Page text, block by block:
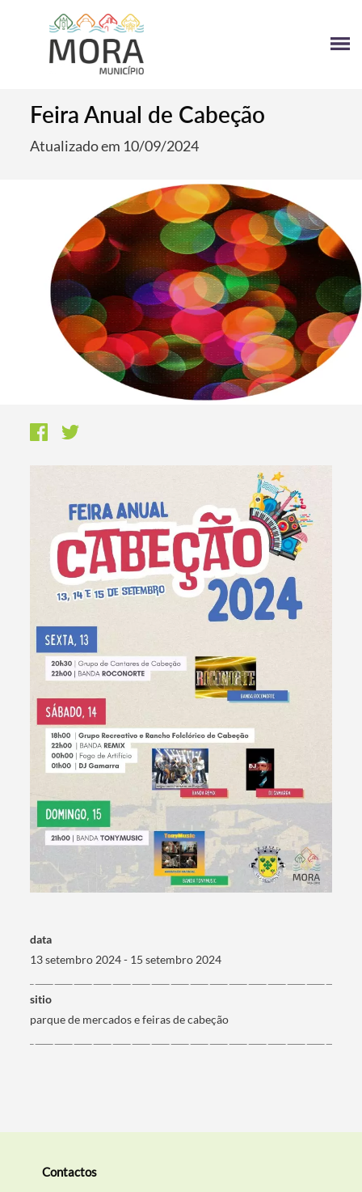
Termo de Pesquisa
Categorias gerais
Feira Anual de Cabeção
Atualizado em 10/09/2024
data
13 setembro 2024 - 15 setembro 2024
sitio
parque de mercados e feiras de cabeção
Contactos